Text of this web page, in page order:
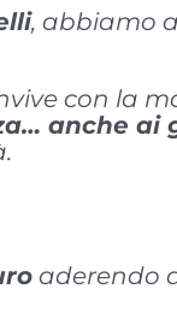
, abbiamo
con la
anche ai
aderendo